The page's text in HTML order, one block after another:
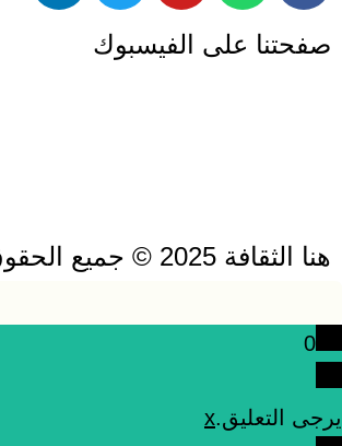
صفحتنا على الفيسبوك
هنا الثقافة 2025 © جميع الحقوق محفوظة
0
يرجى التعليق.x